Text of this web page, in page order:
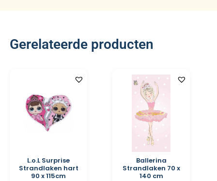
Gerelateerde producten
L.o.L Surprise
Strandlaken hart
90 x 115cm
Ballerina
Strandlaken 70 x
140 cm